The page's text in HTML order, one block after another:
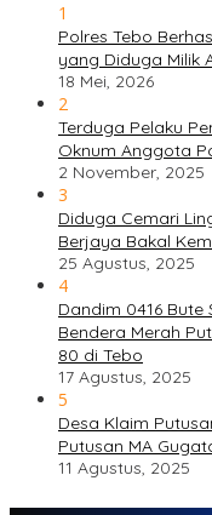
1
Polres Tebo
yang Diduga Milik
18 Mei, 2026
2
Terduga Pelaku
Oknum Anggota
2 November, 2025
3
Diduga Cemari
Berjaya Bakal
25 Agustus, 2025
4
Dandim 0416
Bendera Merah
80 di Tebo
17 Agustus, 2025
5
Desa Klaim
Putusan MA
11 Agustus, 2025